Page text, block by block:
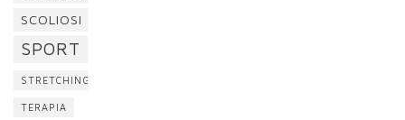
SCOLIOSI
SPORT
STRETCHING
TERAPIA